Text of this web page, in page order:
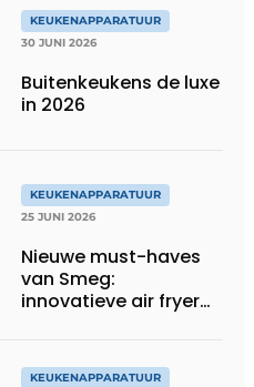
KEUKENAPPARATUUR
30 JUNI 2026
Buitenkeukens de luxe
in 2026
KEUKENAPPARATUUR
25 JUNI 2026
Nieuwe must-haves
van Smeg:
innovatieve air fryer
KEUKENAPPARATUUR